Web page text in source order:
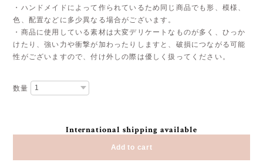
・ハンドメイドによって作られているため同じ商品でも形、模様、
色、配置などに多少異なる場合がございます。
・商品に使用している素材は大変デリケートなものが多く、ひっか
けたり、強い力や衝撃が加わったりしますと、破損につながる可能
性がございますので、付け外しの際は優しく扱ってください。
数量
International shipping available
Add to cart